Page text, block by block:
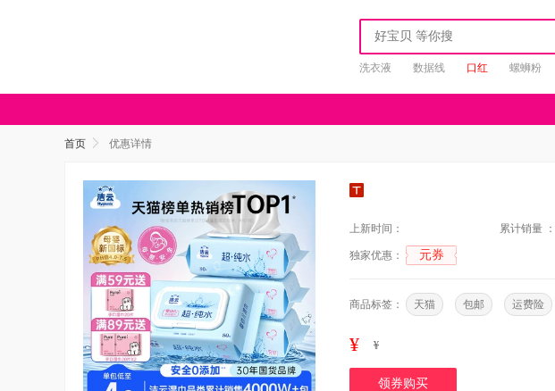
洗衣液 数据线 口红 螺蛳粉
首页 优惠详情
上新时间： 累计销量 ：
独家优惠： 元券
商品标签： 天猫 包邮 运费险
¥ ¥
领券购买